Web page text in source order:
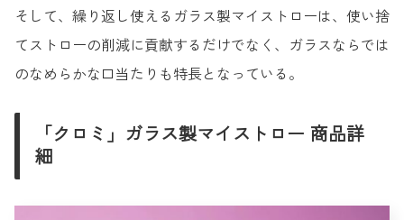
そして、繰り返し使えるガラス製マイストローは、使い捨
てストローの削減に貢献するだけでなく、ガラスならでは
のなめらかな口当たりも特長となっている。
「クロミ」ガラス製マイストロー 商品詳
細